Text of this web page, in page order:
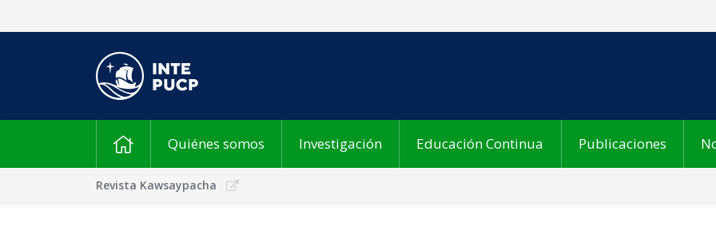
Quiénes somos Investigación Educación Continua Publicaciones
Revista Kawsaypacha